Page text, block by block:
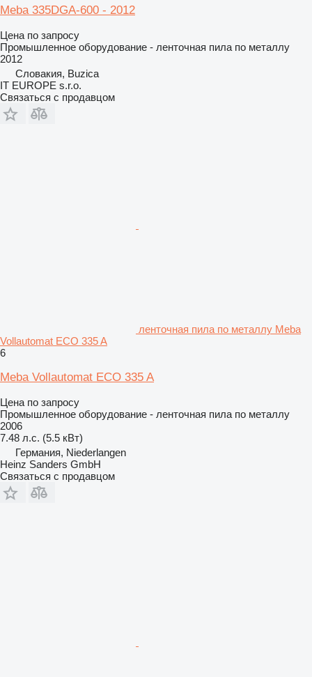
Meba 335DGA-600 - 2012
Цена по запросу
Промышленное оборудование - ленточная пила по металлу
2012
Словакия, Buzica
IT EUROPE s.r.o.
Связаться с продавцом
ленточная пила по металлу Meba
Vollautomat ECO 335 A
6
Meba Vollautomat ECO 335 A
Цена по запросу
Промышленное оборудование - ленточная пила по металлу
2006
7.48 л.с. (5.5 кВт)
Германия, Niederlangen
Heinz Sanders GmbH
Связаться с продавцом